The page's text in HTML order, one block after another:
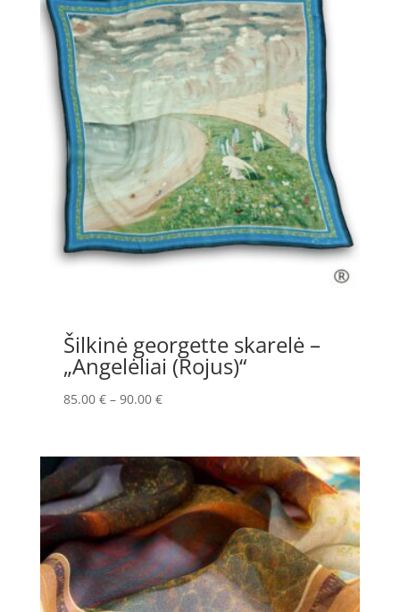
Šilkinė georgette skarelė –
„Angelėliai (Rojus)“
85.00 € – 90.00 €Price
through
90.00 €